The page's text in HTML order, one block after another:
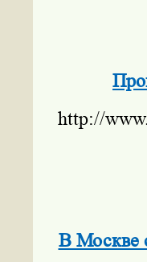
http://
В Москве